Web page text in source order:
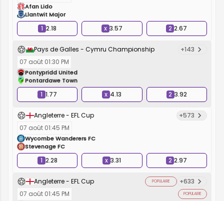
Afan Lido
Llantwit Major
1 2.18 x 3.57 2 2.67
Pays de Galles - Cymru Championship
+143
07 août 01:30 PM
Pontypridd United
Pontardawe Town
1 1.77 x 4.13 2 3.92
Angleterre - EFL Cup
+573
07 août 01:45 PM
Wycombe Wanderers FC
Stevenage FC
1 2.28 x 3.31 2 2.97
Angleterre - EFL Cup POPULAIRE
+633
07 août 01:45 PM
POPULAIRE